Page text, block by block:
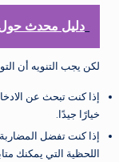
دليل محدث حول
لكن يجب التنويه أن
إذا كنت تبحث عن
خيارًا جيدًا.
إذا كنت تفضل المضاربة
اللحظية التي يمكنك